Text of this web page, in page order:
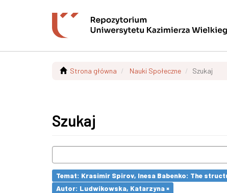
Strona główna Nauki Społeczne Szukaj
Szukaj
Temat: Krasimir Spirov, Inesa Babenko: The
Autor: Ludwikowska, Katarzyna ×